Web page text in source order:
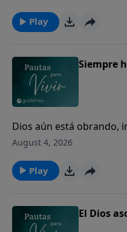
Play
Siempre
Dios aún está obrando,
puede ver el final.
August 4, 2026
Play
El Dios